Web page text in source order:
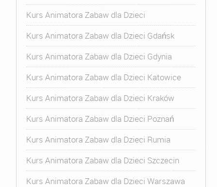
Kurs Animatora Zabaw dla Dzieci
Kurs Animatora Zabaw dla Dzieci Gdańsk
Kurs Animatora Zabaw dla Dzieci Gdynia
Kurs Animatora Zabaw dla Dzieci Katowice
Kurs Animatora Zabaw dla Dzieci Kraków
Kurs Animatora Zabaw dla Dzieci Poznań
Kurs Animatora Zabaw dla Dzieci Rumia
Kurs Animatora Zabaw dla Dzieci Szczecin
Kurs Animatora Zabaw dla Dzieci Warszawa